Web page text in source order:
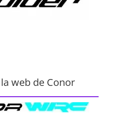
web de Conor